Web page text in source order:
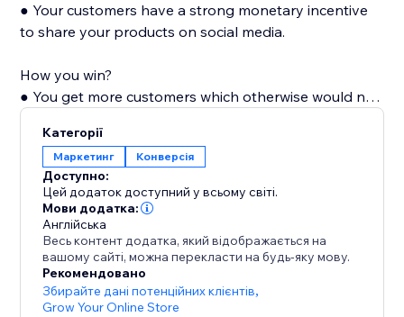
● Your customers have a strong monetary incentive
to share your products on social media.
How you win?
● You get more customers which otherwise would not
link, your store's visibility and popularity increase,
which in turn increases organic visits.
Категорії
Маркетинг Конверсія
Доступно:
Цей додаток доступний у всьому світі.
Мови додатка:
Англійська
Весь контент додатка, який відображається на
вашому сайті, можна перекласти на будь-яку мову.
Рекомендовано
Збирайте дані потенційних клієнтів,
Grow Your Online Store